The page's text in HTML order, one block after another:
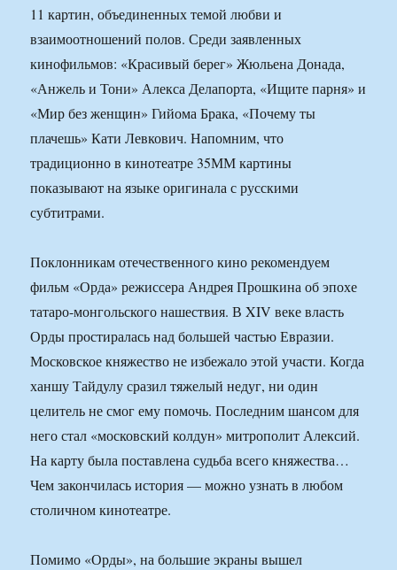
11 картин, объединенных темой любви и
взаимоотношений полов. Среди заявленных
кинофильмов: «Красивый берег» Жюльена Донада,
«Анжель и Тони» Алекса Делапорта, «Ищите парня» и
«Мир без женщин» Гийома Брака, «Почему ты
плачешь» Кати Левкович. Напомним, что
традиционно в кинотеатре 35ММ картины
показывают на языке оригинала с русскими
субтитрами.
Поклонникам отечественного кино рекомендуем
фильм «Орда» режиссера Андрея Прошкина об эпохе
татаро-монгольского нашествия. В XIV веке власть
Орды простиралась над большей частью Евразии.
Московское княжество не избежало этой участи. Когда
ханшу Тайдулу сразил тяжелый недуг, ни один
целитель не смог ему помочь. Последним шансом для
него стал «московский колдун» митрополит Алексий.
На карту была поставлена судьба всего княжества…
Чем закончилась история — можно узнать в любом
столичном кинотеатре.
Помимо «Орды», на большие экраны вышел